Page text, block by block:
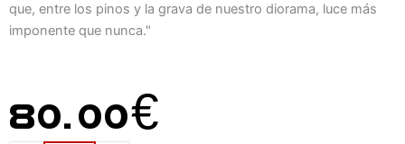
que, entre los pinos y la grava de nuestro diorama, luce más
imponente que nunca."
80.00€